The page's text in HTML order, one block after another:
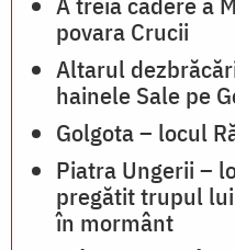
povara Crucii
Altarul
hainele Sale pe
Golgota – locul
Piatra Ungerii –
pregătit trupul
în mormânt